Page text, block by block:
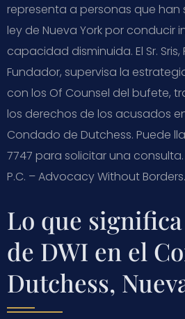
representa a personas que
ley de Nueva York por conducir
capacidad disminuida. El Sr.
Fundador, supervisa la
con los Of Counsel del bufete,
los derechos de los acusados
Condado de Dutchess. Puede
7747 para solicitar una consulta.
P.C. – Advocacy Without Borders.
Lo que
de DWI en el
Dutchess,